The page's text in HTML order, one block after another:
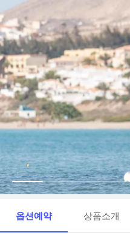
옵션예약 상품소개